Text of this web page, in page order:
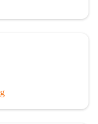
um. Es starben
vermisst.
Gemeinde
Ortsansässigen